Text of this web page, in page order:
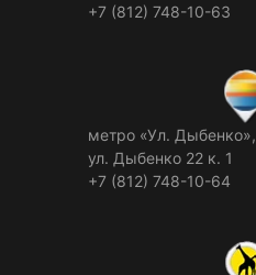
+7 (812) 748-10-63
метро «Ул. Дыбенко»,
ул. Дыбенко 22 к. 1
+7 (812) 748-10-64